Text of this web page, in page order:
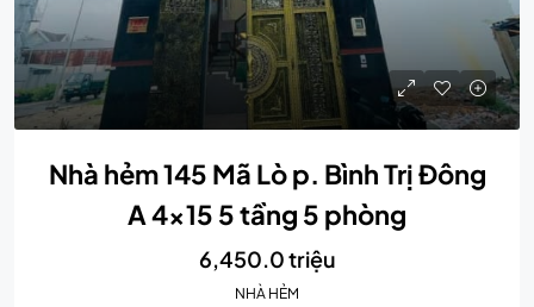
Nhà hẻm 145 Mã Lò p. Bình Trị Đông
A 4×15 5 tầng 5 phòng
6,450.0 triệu
NHÀ HẺM